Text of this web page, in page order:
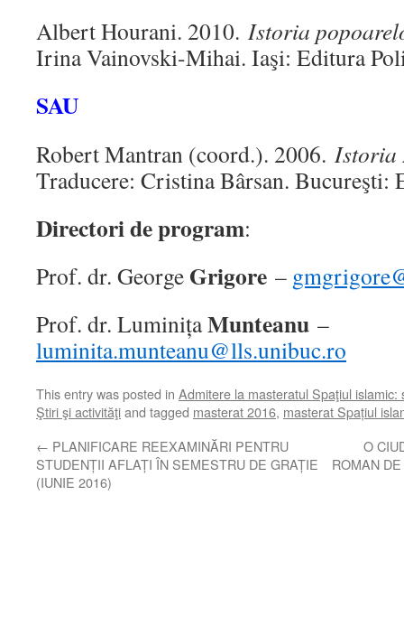
Albert Hourani. 2010. Istoria
Irina Vainovski-Mihai. Iaşi: Editura
SAU
Robert Mantran (coord.). 2006. Istoria
Traducere: Cristina Bârsan.
Directori de program:
Prof. dr. George Grigore –
Prof. dr. LuminițaMunteanu –
luminita.munteanu@lls.unibuc.ro
This entry was posted in Admitere la masteratul Spaţiul islamic:
Ştiri şi activităţiand tagged masterat 2016, masterat Spațiul
← PLANIFICARE REEXAMINĂRI PENTRU
STUDENȚII AFLAȚI ÎN SEMESTRU DE GRAȚIE
(IUNIE 2016)
O
ROMAN